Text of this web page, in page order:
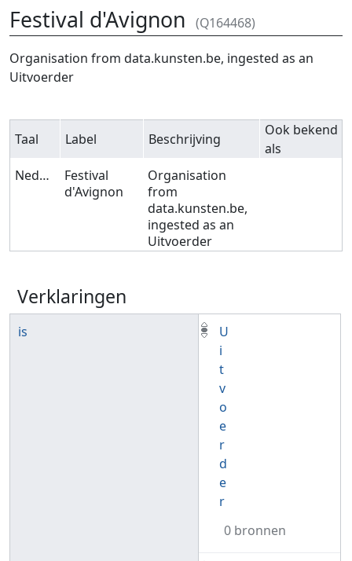
Festival d'Avignon (Q164468)
Ga naar:navigatie,zoeken
Organisation from data.kunsten.be, ingested as an
Uitvoerder
Taal Label Beschrijving
Ook bekend
als
Nederlands
Festival
d'Avignon
Organisation
from
data.kunsten.be,
ingested as an
Uitvoerder
Verklaringen
is
U
i
t
v
o
e
r
d
e
r
0 bronnen